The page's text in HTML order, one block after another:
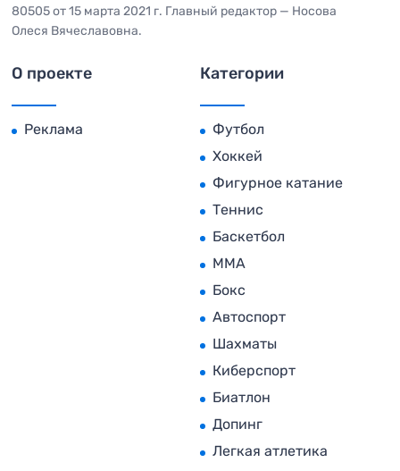
80505 от 15 марта 2021 г. Главный редактор — Носова
Олеся Вячеславовна.
О проекте
Реклама
Категории
Футбол
Хоккей
Фигурное катание
Теннис
Баскетбол
MMA
Бокс
Автоспорт
Шахматы
Киберспорт
Биатлон
Допинг
Легкая атлетика